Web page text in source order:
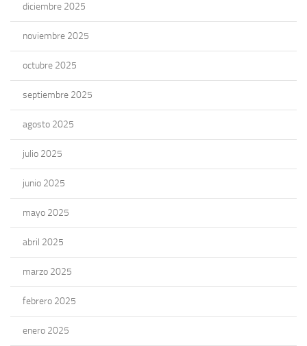
diciembre 2025
noviembre 2025
octubre 2025
septiembre 2025
agosto 2025
julio 2025
junio 2025
mayo 2025
abril 2025
marzo 2025
febrero 2025
enero 2025